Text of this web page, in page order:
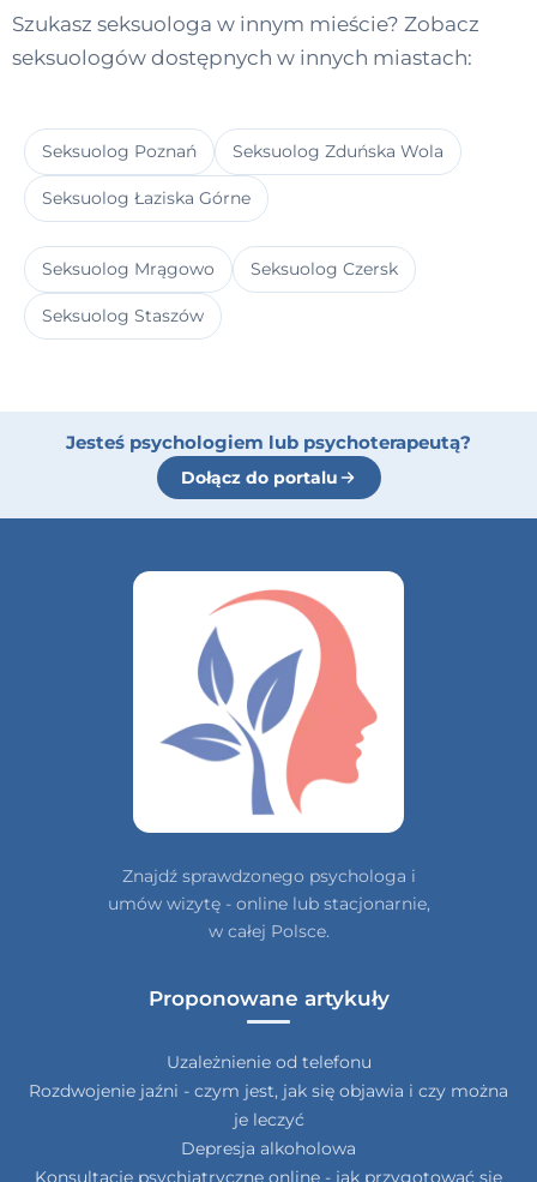
Szukasz seksuologa w innym mieście? Zobacz
seksuologów dostępnych w innych miastach:
Seksuolog Poznań Seksuolog Zduńska Wola
Seksuolog Łaziska Górne
Seksuolog Mrągowo Seksuolog Czersk
Seksuolog Staszów
Jesteś psychologiem lub psychoterapeutą?
Dołącz do portalu
Znajdź sprawdzonego psychologa i
umów wizytę - online lub stacjonarnie,
w całej Polsce.
Proponowane artykuły
Uzależnienie od telefonu
Rozdwojenie jaźni - czym jest, jak się objawia i czy można
je leczyć
Depresja alkoholowa
Konsultacje psychiatryczne online - jak przygotować się